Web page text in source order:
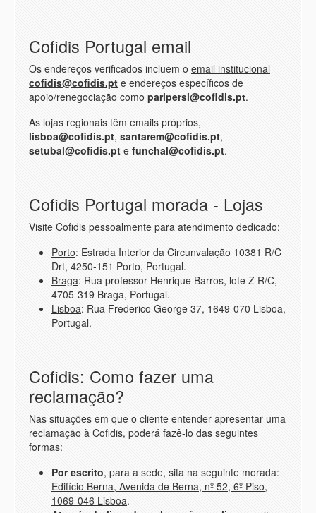
Cofidis Portugal email
Os endereços verificados incluem o email institucional
cofidis@cofidis.pt e endereços específicos de
apoio/renegociação como paripersi@cofidis.pt.
As lojas regionais têm emails próprios,
lisboa@cofidis.pt, santarem@cofidis.pt,
setubal@cofidis.pt e funchal@cofidis.pt.
Cofidis Portugal morada - Lojas
Visite Cofidis pessoalmente para atendimento dedicado:
Porto: Estrada Interior da Circunvalação 10381 R/C
Drt, 4250-151 Porto, Portugal.
Braga: Rua professor Henrique Barros, lote Z R/C,
4705-319 Braga, Portugal.
Lisboa: Rua Frederico George 37, 1649-070 Lisboa,
Portugal.
Cofidis: Como fazer uma
reclamação?
Nas situações em que o cliente entender apresentar uma
reclamação à Cofidis, poderá fazê-lo das seguintes
formas:
Por escrito, para a sede, sita na seguinte morada:
Edifício Berna, Avenida de Berna, nº 52, 6º Piso,
1069-046 Lisboa.